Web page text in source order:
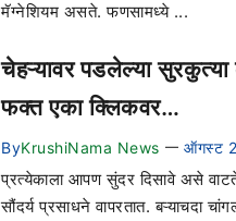
मॅग्नेशियम असते. फणसामध्ये ...
चेहऱ्यावर पडलेल्या
फक्त एका क्लिकवर…
ByKrushiNama News — ऑगस्ट
प्रत्येकाला आपण सुंदर दिसावे असे
सौंदर्य प्रसाधने वापरतात. बऱ्याचदा